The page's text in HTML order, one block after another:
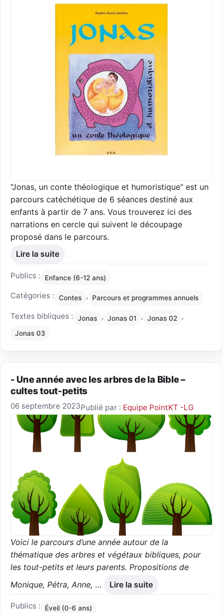
"Jonas, un conte théologique et humoristique" est un
parcours catéchétique de 6 séances destiné aux
enfants à partir de 7 ans. Vous trouverez ici des
narrations en cercle qui suivent le découpage
proposé dans le parcours.
Lire la suite
Publics : Enfance (6-12 ans)
Catégories : Contes , Parcours et programmes annuels
Textes bibliques : Jonas , Jonas 01 , Jonas 02 ,
Jonas 03
- Une année avec les arbres de la Bible –
cultes tout-petits
06 septembre 2023Publié par : Equipe PointKT -LG
Voici le parcours d’une année autour de la
thématique des arbres et végétaux bibliques, pour
les tout-petits et leurs parents. Propositions de
Monique, Pétra, Anne, … Lire la suite
Publics : Éveil (0-6 ans)